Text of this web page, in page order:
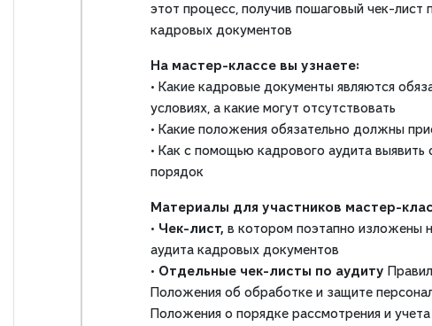
этот процесс, получив пошаговый чек-
кадровых документов
На мастер-классе вы узнаете:
• Какие кадровые документы являются
условиях, а какие могут отсутствовать
• Какие положения обязательно должны
• Как с помощью кадрового аудита
порядок
Материалы для участников мастер-
• Чек-лист, в котором поэтапно изложены
аудита кадровых документов
• Отдельные чек-листы по аудиту
Положения об обработке и защите
Положения о порядке рассмотрения и